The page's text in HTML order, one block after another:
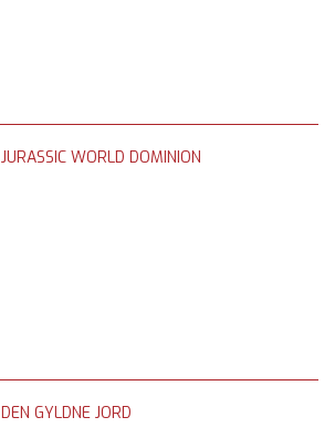
JURASSIC WORLD DOMINION
DEN GYLDNE JORD